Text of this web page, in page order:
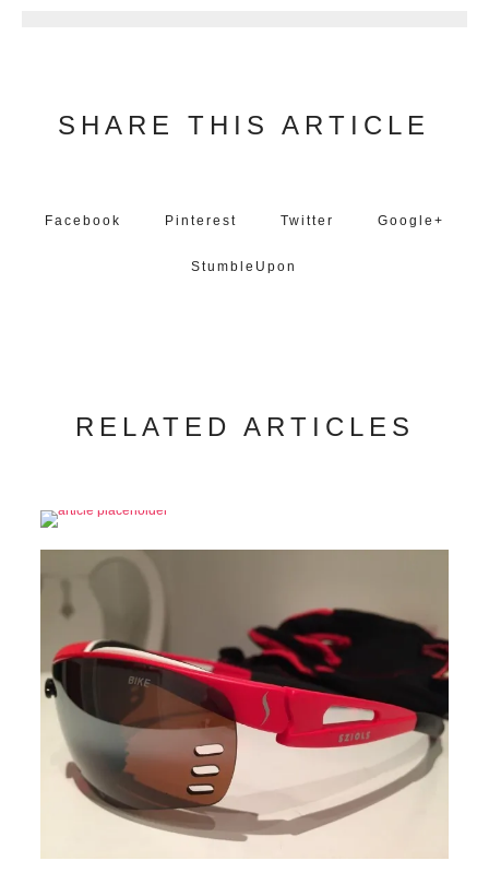
SHARE THIS ARTICLE
Facebook Pinterest Twitter Google+
StumbleUpon
RELATED ARTICLES